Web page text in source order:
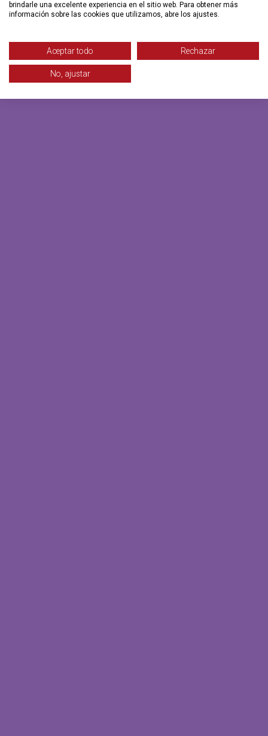
brindarle una excelente experiencia en el sitio web. Para obtener más
información sobre las cookies que utilizamos, abre los ajustes.
Aceptar todo Rechazar
No, ajustar